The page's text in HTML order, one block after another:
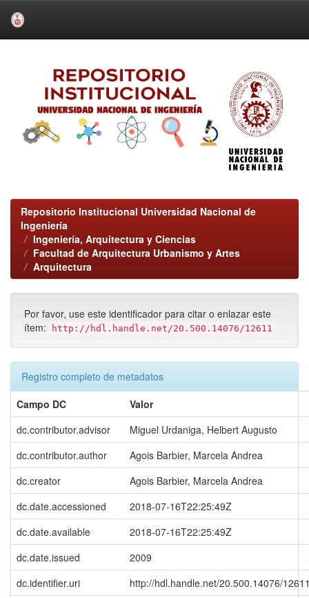
Repositorio Institucional Universidad Nacional de
Ingeniería
Ingeniería, Arquitectura y Ciencias
Facultad de Arquitectura Urbanismo y Artes
Arquitectura
Por favor, use este identificador para citar o enlazar este
ítem:
http://hdl.handle.net/20.500.14076/12611
Registro completo de metadatos
Campo DC
Valor
dc.contributor.advisor
Miguel Urdaniga, Helbert Augusto
dc.contributor.author
Agois Barbier, Marcela Andrea
dc.creator
Agois Barbier, Marcela Andrea
dc.date.accessioned
2018-07-16T22:25:49Z
dc.date.available
2018-07-16T22:25:49Z
dc.date.issued
2009
dc.identifier.uri
http://hdl.handle.net/20.500.14076/